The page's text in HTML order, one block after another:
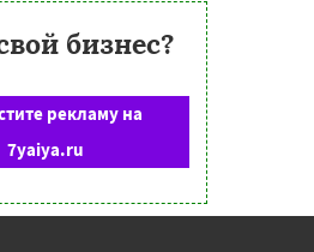
бизнес?
рекламу на
7yaiya.ru